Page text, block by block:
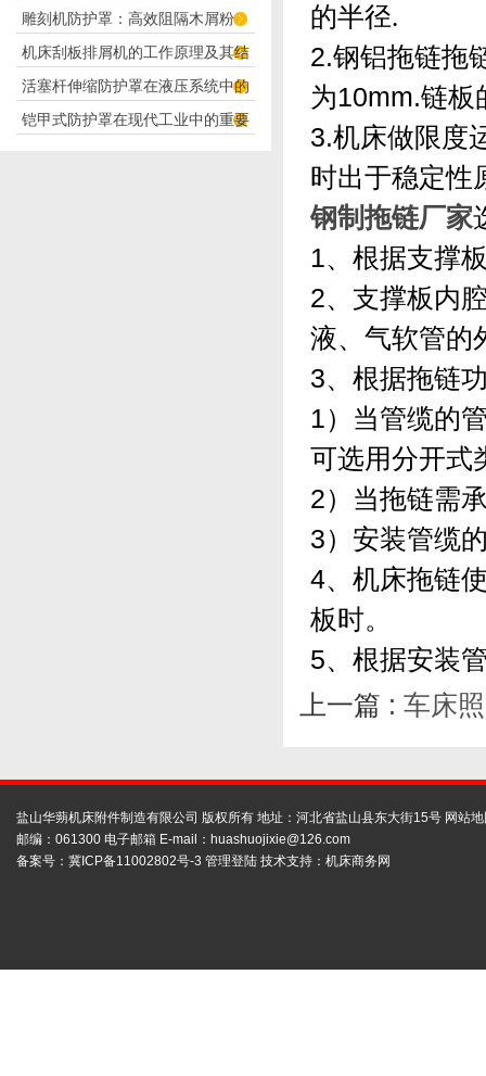
专用方案
雕刻机防护罩：高效阻隔木屑粉
尘，守护设备精度与安全
机床刮板排屑机的工作原理及其结
构分析
活塞杆伸缩防护罩在液压系统中的
应用
铠甲式防护罩在现代工业中的重要
的半径.
2.钢铝拖链拖
为10mm.链板
3.机床做限度
时出于稳定性
钢制拖链厂家
1、根据支撑
2、支撑板内
液、气软管的
3、根据拖链
1）当管缆的
可选用分开式
2）当拖链需
3）安装管缆
4、机床拖链
板时。
5、根据安装
上一篇 : 车床
盐山华蒴机床附件制造有限公司 版权所有 地址：河北省盐山县东大街15号 网站
邮编：061300 电子邮箱 E-mail： huashuojixie@126.com
备案号： 冀ICP备11002802号-3 管理登陆 技术支持： 机床商务网